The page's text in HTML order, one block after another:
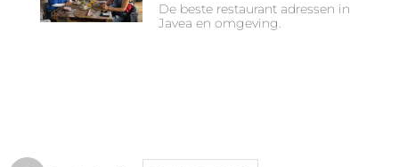
De beste restaurant adressen in
Javea en omgeving.